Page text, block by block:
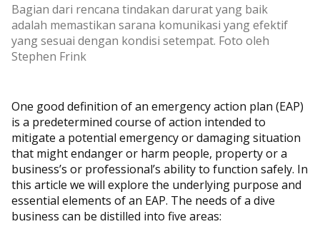
Bagian dari rencana tindakan darurat yang baik
adalah memastikan sarana komunikasi yang efektif
yang sesuai dengan kondisi setempat. Foto oleh
Stephen Frink
One good definition of an emergency action plan (EAP)
is a predetermined course of action intended to
mitigate a potential emergency or damaging situation
that might endanger or harm people, property or a
business’s or professional’s ability to function safely. In
this article we will explore the underlying purpose and
essential elements of an EAP. The needs of a dive
business can be distilled into five areas: